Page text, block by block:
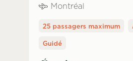
Montréal
25 passagers maximum
Guidé